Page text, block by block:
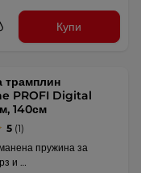
Купи
трамплин
PROFI Digital
140см
5 (1)
пружина за
и …